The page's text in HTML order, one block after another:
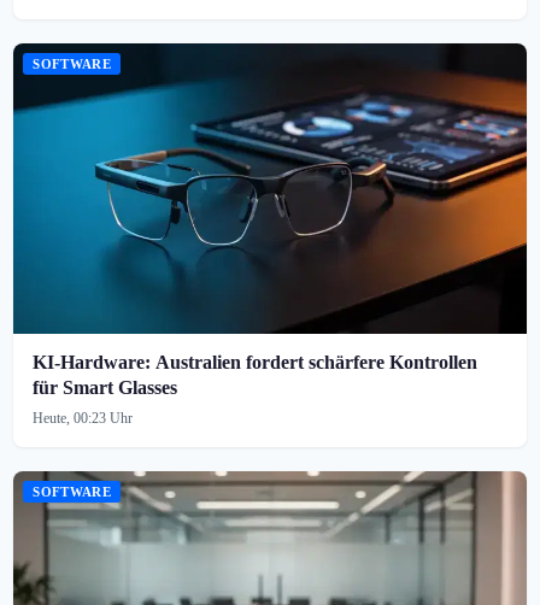
SOFTWARE
KI-Hardware: Australien fordert schärfere Kontrollen
für Smart Glasses
Heute, 00:23 Uhr
SOFTWARE